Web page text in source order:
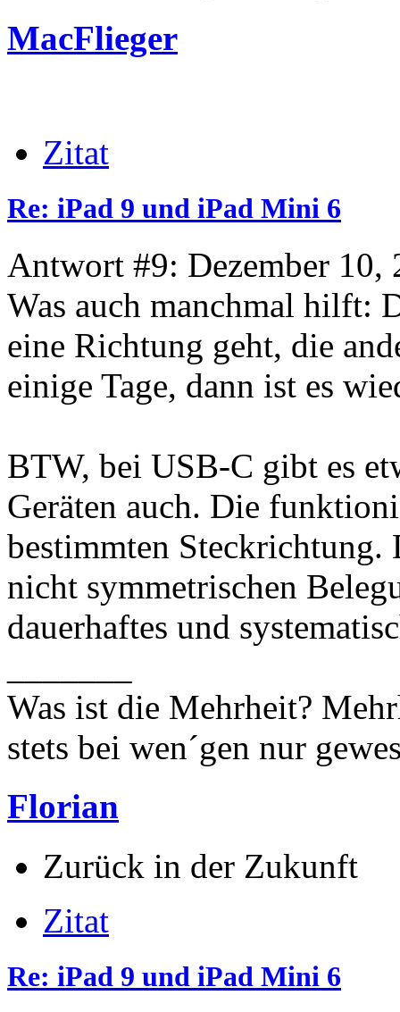
MacFlieger
Zitat
Re: iPad 9 und iPad Mini 6
Antwort #9: Dezember 10,
Was auch manchmal hilft:
eine Richtung geht, die
einige Tage, dann ist es
BTW, bei USB-C gibt es
Geräten auch. Die
bestimmten Steckrichtung.
nicht symmetrischen
dauerhaftes und
Was ist die Mehrheit?
stets bei wen´gen nur
Florian
Zurück in der Zukunft
Zitat
Re: iPad 9 und iPad Mini 6